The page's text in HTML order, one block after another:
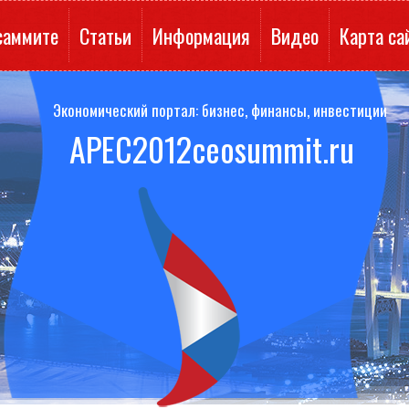
Статьи Информация Видео Карта
APEC2012ceosummit.ru
Экономический портал: бизнес, финансы, инвестиции